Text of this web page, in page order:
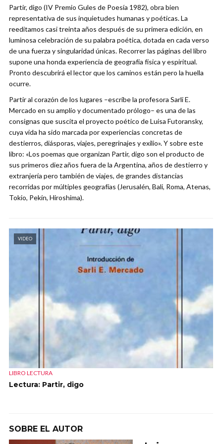
Partir, digo (IV Premio Gules de Poesía 1982), obra bien
representativa de sus inquietudes humanas y poéticas. La
reeditamos casi treinta años después de su primera edición, en
luminosa celebración de su palabra poética, dotada en cada verso
de una fuerza y singularidad únicas. Recorrer las páginas del libro
supone una honda experiencia de geografía física y espiritual.
Pronto descubrirá el lector que los caminos están pero la huella
ocurre.
Partir al corazón de los lugares –escribe la profesora Sarli E.
Mercado en su amplio y documentado prólogo– es una de las
consignas que suscita el proyecto poético de Luisa Futoransky,
cuya vida ha sido marcada por experiencias concretas de
destierros, diásporas, viajes, peregrinajes y exilio». Y sobre este
libro: «Los poemas que organizan Partir, digo son el producto de
sus primeros diez años fuera de la Argentina, años de destierro y
extranjería pero también de viajes, de grandes distancias
recorridas por múltiples geografías (Jerusalén, Bali, Roma, Atenas,
Tokio, Pekín, Hiroshima).
VIDEO
LIBRO LECTURA
Lectura: Partir, digo
SOBRE EL AUTOR